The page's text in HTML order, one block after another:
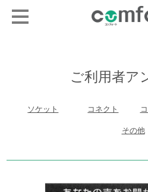
ご利用者ア
ソケット コネクト
その他